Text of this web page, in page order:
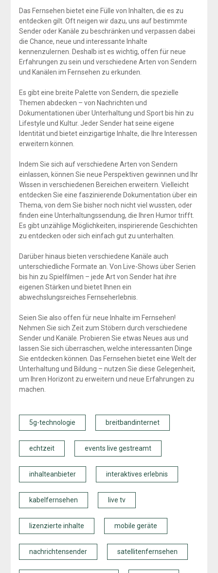
Das Fernsehen bietet eine Fülle von Inhalten, die es zu
entdecken gilt. Oft neigen wir dazu, uns auf bestimmte
Sender oder Kanäle zu beschränken und verpassen dabei
die Chance, neue und interessante Inhalte
kennenzulernen. Deshalb ist es wichtig, offen für neue
Erfahrungen zu sein und verschiedene Arten von Sendern
und Kanälen im Fernsehen zu erkunden.
Es gibt eine breite Palette von Sendern, die spezielle
Themen abdecken – von Nachrichten und
Dokumentationen über Unterhaltung und Sport bis hin zu
Lifestyle und Kultur. Jeder Sender hat seine eigene
Identität und bietet einzigartige Inhalte, die Ihre Interessen
erweitern können.
Indem Sie sich auf verschiedene Arten von Sendern
einlassen, können Sie neue Perspektiven gewinnen und Ihr
Wissen in verschiedenen Bereichen erweitern. Vielleicht
entdecken Sie eine faszinierende Dokumentation über ein
Thema, von dem Sie bisher noch nicht viel wussten, oder
finden eine Unterhaltungssendung, die Ihren Humor trifft.
Es gibt unzählige Möglichkeiten, inspirierende Geschichten
zu entdecken oder sich einfach gut zu unterhalten.
Darüber hinaus bieten verschiedene Kanäle auch
unterschiedliche Formate an. Von Live-Shows über Serien
bis hin zu Spielfilmen – jede Art von Sender hat ihre
eigenen Stärken und bietet Ihnen ein
abwechslungsreiches Fernseherlebnis.
Seien Sie also offen für neue Inhalte im Fernsehen!
Nehmen Sie sich Zeit zum Stöbern durch verschiedene
Sender und Kanäle. Probieren Sie etwas Neues aus und
lassen Sie sich überraschen, welche interessanten Dinge
Sie entdecken können. Das Fernsehen bietet eine Welt der
Unterhaltung und Bildung – nutzen Sie diese Gelegenheit,
um Ihren Horizont zu erweitern und neue Erfahrungen zu
machen.
5g-technologie breitbandinternet
echtzeit events live gestreamt
inhalteanbieter interaktives erlebnis
kabelfernsehen live tv
lizenzierte inhalte mobile geräte
nachrichtensender satellitenfernsehen